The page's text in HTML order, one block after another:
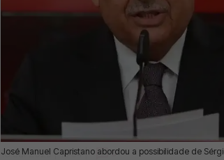
José Manuel Capristano abordou a possibilidade de
18 Jul 2025 | 15:54 | 0